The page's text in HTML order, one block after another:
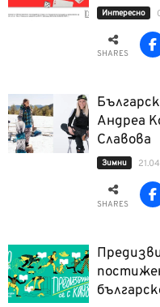
Интерeсно
SHARES
Андреа
Славова
Зимни
SHARES